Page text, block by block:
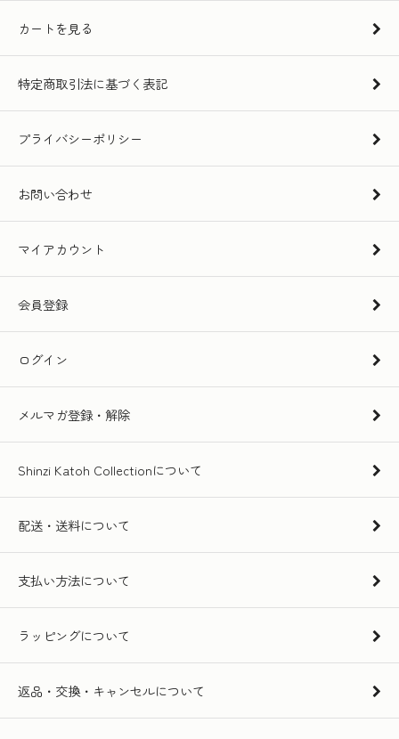
カートを見る
特定商取引法に基づく表記
プライバシーポリシー
お問い合わせ
マイアカウント
会員登録
ログイン
メルマガ登録・解除
Shinzi Katoh Collectionについて
配送・送料について
支払い方法について
ラッピングについて
返品・交換・キャンセルについて